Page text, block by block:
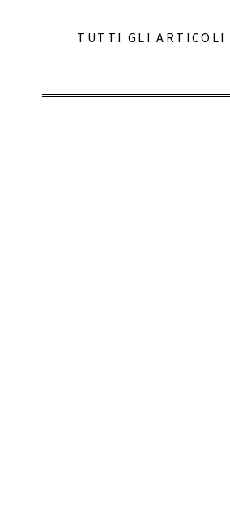
TUTTI GLI ARTICOLI